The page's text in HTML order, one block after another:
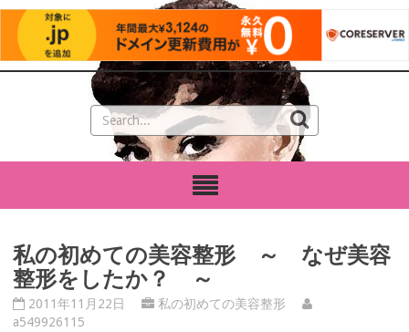
私の初めての美容整形 ～ なぜ美容
整形をしたか？ ～
2011年11月22日
私の初めての美容整形
a549926115